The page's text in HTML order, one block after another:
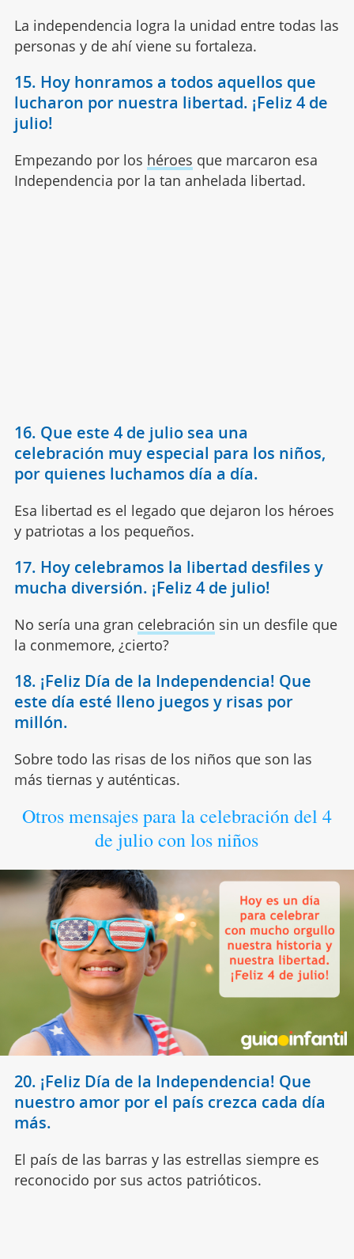
La independencia logra la unidad entre todas las
personas y de ahí viene su fortaleza.
15. Hoy honramos a todos aquellos que
lucharon por nuestra libertad. ¡Feliz 4 de
julio!
Empezando por los héroes que marcaron esa
Independencia por la tan anhelada libertad.
16. Que este 4 de julio sea una
celebración muy especial para los niños,
por quienes luchamos día a día.
Esa libertad es el legado que dejaron los héroes
y patriotas a los pequeños.
17. Hoy celebramos la libertad desfiles y
mucha diversión. ¡Feliz 4 de julio!
No sería una gran celebración sin un desfile que
la conmemore, ¿cierto?
18. ¡Feliz Día de la Independencia! Que
este día esté lleno juegos y risas por
millón.
Sobre todo las risas de los niños que son las
más tiernas y auténticas.
Otros mensajes para la celebración del 4
de julio con los niños
20. ¡Feliz Día de la Independencia! Que
nuestro amor por el país crezca cada día
más.
El país de las barras y las estrellas siempre es
reconocido por sus actos patrióticos.